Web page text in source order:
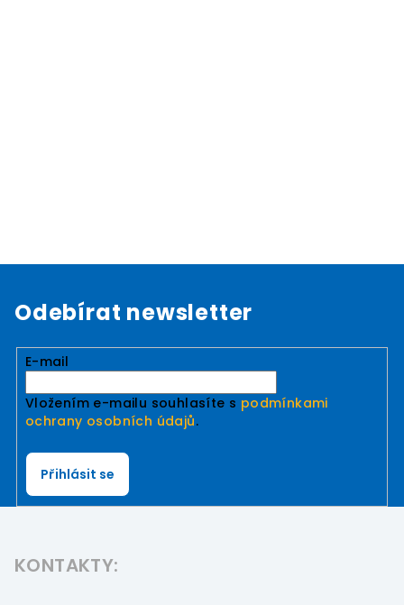
Odebírat newsletter
E-mail
Vložením e-mailu souhlasíte s podmínkami
ochrany osobních údajů.
Přihlásit se
KONTAKTY: